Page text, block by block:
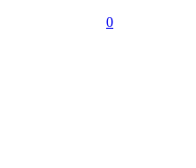
0